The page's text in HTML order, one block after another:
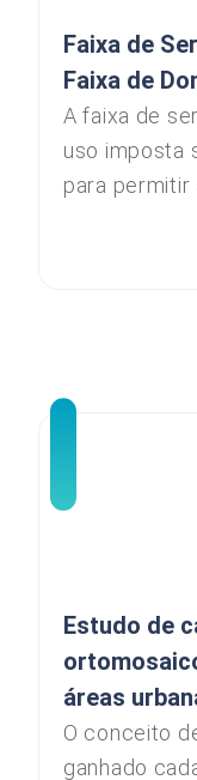
Faixa de
Faixa de
A faixa de
uso imposta
para permitir
Estudo de
áreas
O conceito
ganhado